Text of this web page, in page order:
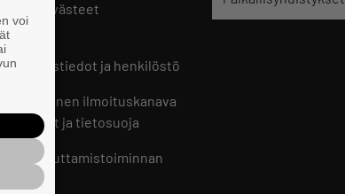
ja evästeet
yhteystiedot ja henkilöstö
sisäinen ilmoituskanava
ohjeet ja tietosuoja
vaikuttamistoiminnan
voi